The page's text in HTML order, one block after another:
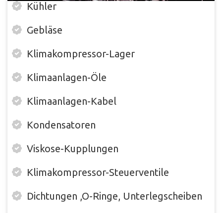
Kühler
Gebläse
Klimakompressor-Lager
Klimaanlagen-Öle
Klimaanlagen-Kabel
Kondensatoren
Viskose-Kupplungen
Klimakompressor-Steuerventile
Dichtungen ,O-Ringe, Unterlegscheiben